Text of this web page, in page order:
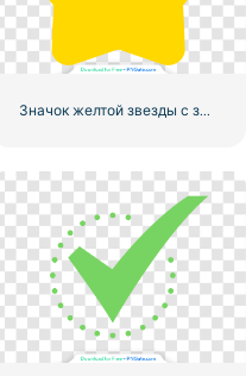
Значок желтой звезды с закругленными углами